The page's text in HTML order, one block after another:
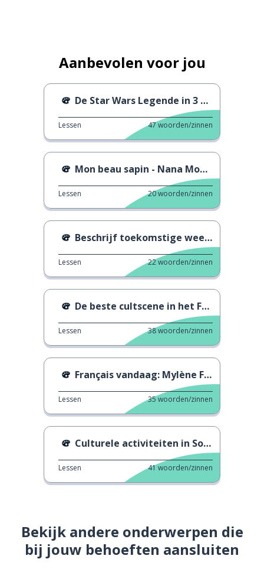
Aanbevolen voor jou
De Star Wars Legende in 3 minuten
Lessen 47woorden/zinnen
Mon beau sapin - Nana Mouskouri
Lessen 20woorden/zinnen
Beschrijf toekomstige weekendplannen
Lessen 22woorden/zinnen
De beste cultscene in het Frans
Lessen 38woorden/zinnen
Français vandaag: Mylène Farmer
Lessen 35woorden/zinnen
Culturele activiteiten in Sorbonne
Lessen 41woorden/zinnen
Bekijk andere onderwerpen die
bij jouw behoeften aansluiten